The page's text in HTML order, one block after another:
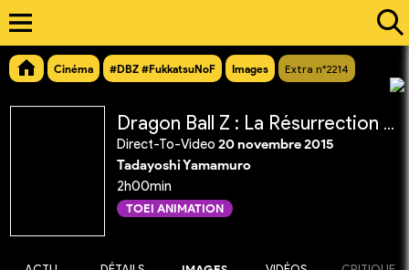
Cinéma #DBZ #FukkatsuNoF Images Extra n°2214
Dragon Ball Z : La Résurrection de 'F'
Direct-To-Video 20 novembre 2015
Tadayoshi Yamamuro
2h00min
TOEI ANIMATION